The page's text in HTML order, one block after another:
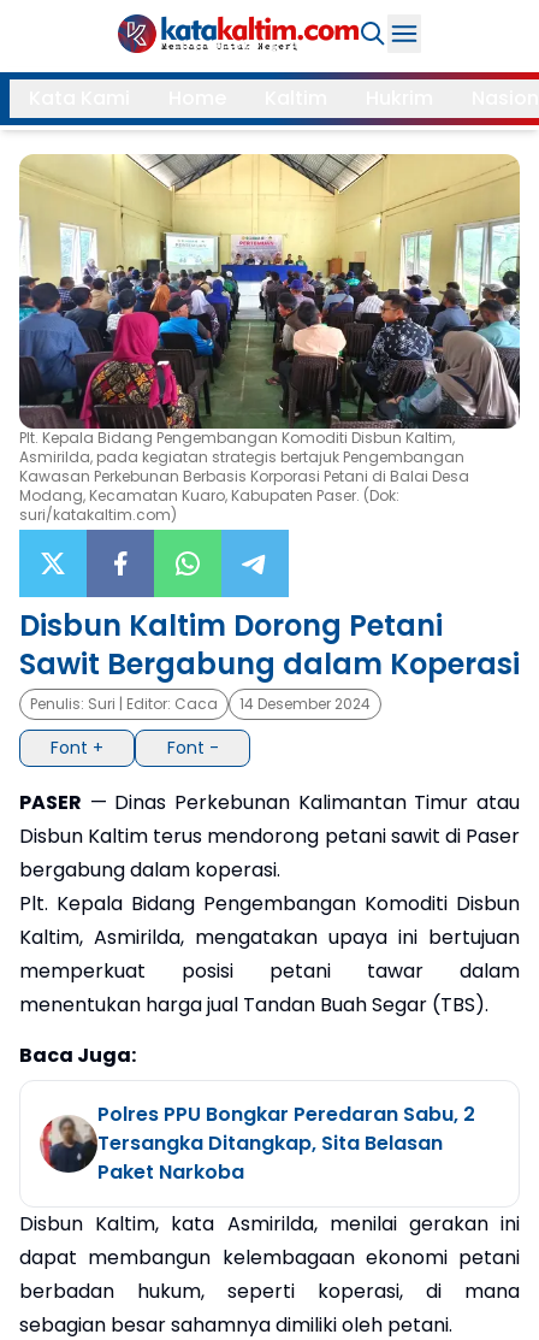
Daerah
Kukar
Samarinda
Bontang
Balikpapan
Kubar
Kutim
PPU
Mahulu
Paser
Berau
More
Internasional
Feature
Opini
Gaya
Hidup
×
Search
Plt. Kepala Bidang Pengembangan Komoditi Disbun Kaltim,
Asmirilda, pada kegiatan strategis bertajuk Pengembangan
Kawasan Perkebunan Berbasis Korporasi Petani di Balai Desa
Modang, Kecamatan Kuaro, Kabupaten Paser. (Dok:
suri/katakaltim.com)
Disbun Kaltim Dorong Petani
Sawit Bergabung dalam Koperasi
Penulis: Suri | Editor: Caca 14 Desember 2024
Font + Font -
PASER — Dinas Perkebunan Kalimantan Timur atau
Disbun Kaltim terus mendorong petani sawit di Paser
bergabung dalam koperasi.
Plt. Kepala Bidang Pengembangan Komoditi Disbun
Kaltim, Asmirilda, mengatakan upaya ini bertujuan
memperkuat posisi petani tawar dalam
menentukan harga jual Tandan Buah Segar (TBS).
Baca Juga:
Polres PPU Bongkar Peredaran Sabu, 2
Tersangka Ditangkap, Sita Belasan
Paket Narkoba
Disbun Kaltim, kata Asmirilda, menilai gerakan ini
dapat membangun kelembagaan ekonomi petani
berbadan hukum, seperti koperasi, di mana
sebagian besar sahamnya dimiliki oleh petani.